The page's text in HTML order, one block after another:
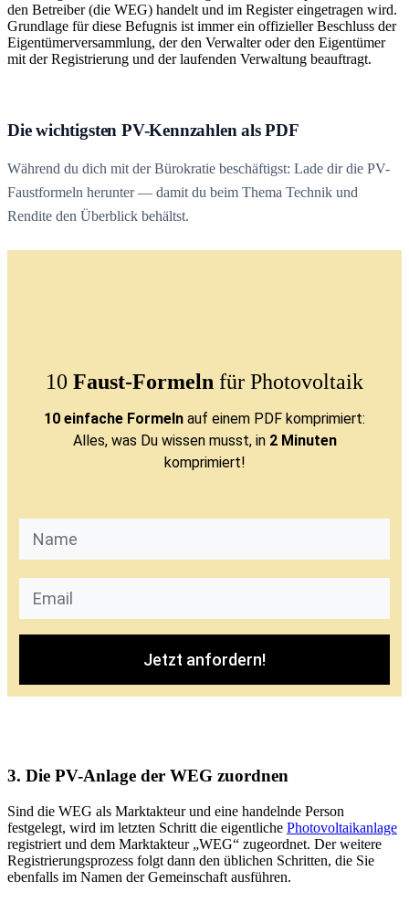
den Betreiber (die WEG) handelt und im Register eingetragen wird.
Grundlage für diese Befugnis ist immer ein offizieller Beschluss der
Eigentümerversammlung, der den Verwalter oder den Eigentümer
mit der Registrierung und der laufenden Verwaltung beauftragt.
Die wichtigsten PV-Kennzahlen als PDF
Während du dich mit der Bürokratie beschäftigst: Lade dir die PV-
Faustformeln herunter — damit du beim Thema Technik und
Rendite den Überblick behältst.
10 Faust-Formeln für Photovoltaik
10 einfache Formeln auf einem PDF komprimiert:
Alles, was Du wissen musst, in 2 Minuten
komprimiert!
Jetzt anfordern!
3. Die PV-Anlage der WEG zuordnen
Sind die WEG als Marktakteur und eine handelnde Person
festgelegt, wird im letzten Schritt die eigentliche Photovoltaikanlage
registriert und dem Marktakteur „WEG“ zugeordnet. Der weitere
Registrierungsprozess folgt dann den üblichen Schritten, die Sie
ebenfalls im Namen der Gemeinschaft ausführen.